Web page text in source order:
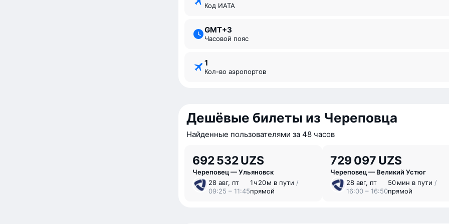
Код ИАТА
GMT+3
Часовой пояс
1
Кол-во аэропортов
Дешёвые билеты из Череповца
Найденные пользователями за 48 часов
692 532 UZS
Череповец — Ульяновск
28 авг, пт
09:25 – 11:45
1 ⁠ч 20 ⁠м в пути /
прямой
729 097 UZS
Череповец — Великий Устюг
28 авг, пт
16:00 – 16:50
50 мин в пути /
прямой